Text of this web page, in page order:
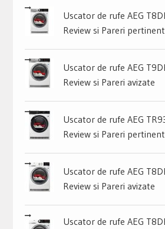
Uscator de rufe AEG
Review si Pareri
Uscator de rufe AEG
Review si Pareri avizate
Uscator de rufe AEG
Review si Pareri
Uscator de rufe AEG
Review si Pareri avizate
Uscator de rufe AEG